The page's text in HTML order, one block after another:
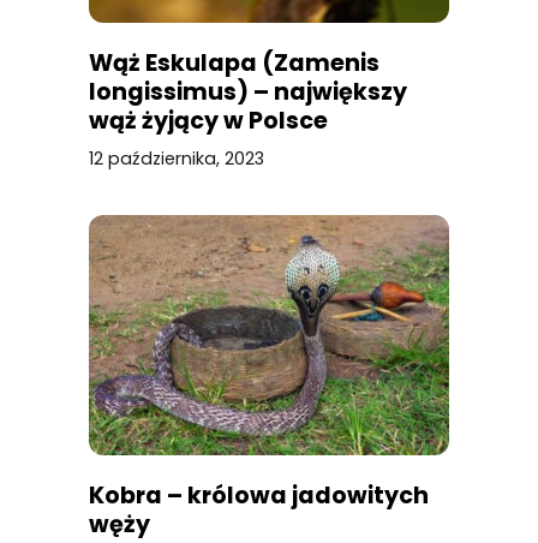
Wąż Eskulapa (Zamenis
longissimus) – największy
wąż żyjący w Polsce
12 października, 2023
Kobra – królowa jadowitych
węży